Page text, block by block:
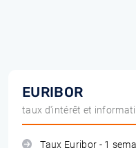
EURIBOR
taux d'intérêt et
Taux Euribor - 1